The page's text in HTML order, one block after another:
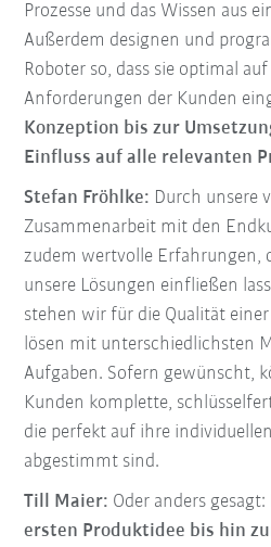
Prozesse und das Wissen aus
Außerdem designen und
Roboter so, dass sie optimal
Anforderungen der Kunden
Konzeption bis zur
Einfluss auf alle relevanten
Stefan Fröhlke: Durch unsere
Zusammenarbeit mit den
zudem wertvolle Erfahrungen,
unsere Lösungen einfließen
stehen wir für die Qualität
lösen mit unterschiedlichsten
Aufgaben. Sofern gewünscht,
Kunden komplette,
die perfekt auf ihre
abgestimmt sind.
Till Maier: Oder anders gesagt:
ersten Produktidee bis hin